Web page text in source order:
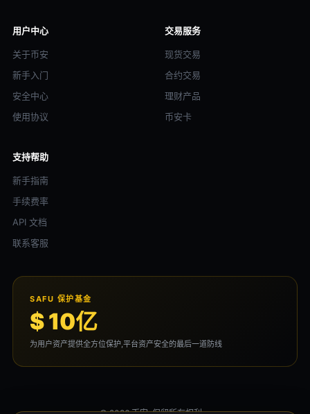
用户中心
关于币安
新手入门
安全中心
使用协议
交易服务
现货交易
合约交易
理财产品
币安卡
支持帮助
新手指南
手续费率
API 文档
联系客服
SAFU 保护基金
$ 10亿
为用户资产提供全方位保护,平台资产安全的最后一道防线